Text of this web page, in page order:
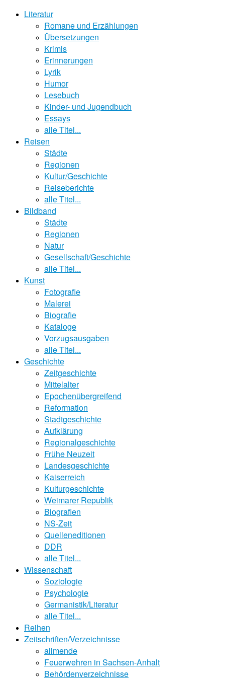
Literatur
Romane und Erzählungen
Übersetzungen
Krimis
Erinnerungen
Lyrik
Humor
Lesebuch
Kinder- und Jugendbuch
Essays
alle Titel...
Reisen
Städte
Regionen
Kultur/Geschichte
Reiseberichte
alle Titel...
Bildband
Städte
Regionen
Natur
Gesellschaft/Geschichte
alle Titel...
Kunst
Fotografie
Malerei
Biografie
Kataloge
Vorzugsausgaben
alle Titel...
Geschichte
Zeitgeschichte
Mittelalter
Epochenübergreifend
Reformation
Stadtgeschichte
Aufklärung
Regionalgeschichte
Frühe Neuzeit
Landesgeschichte
Kaiserreich
Kulturgeschichte
Weimarer Republik
Biografien
NS-Zeit
Quelleneditionen
DDR
alle Titel...
Wissenschaft
Soziologie
Psychologie
Germanistik/Literatur
alle Titel...
Reihen
Zeitschriften/Verzeichnisse
allmende
Feuerwehren in Sachsen-Anhalt
Behördenverzeichnisse